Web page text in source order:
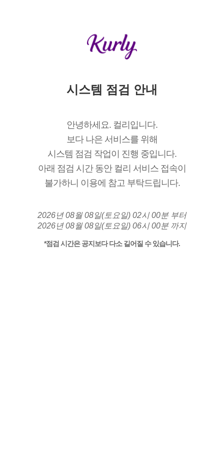
시스템 점검 안내
안녕하세요. 컬리입니다.
보다 나은 서비스를 위해
시스템 점검 작업이 진행 중입니다.
아래 점검 시간 동안 컬리 서비스 접속이
불가하니 이용에 참고 부탁드립니다.
2026년 08월 08일(토요일) 02시 00분 부터
2026년 08월 08일(토요일) 06시 00분 까지
*점검 시간은 공지보다 다소 길어질 수 있습니다.